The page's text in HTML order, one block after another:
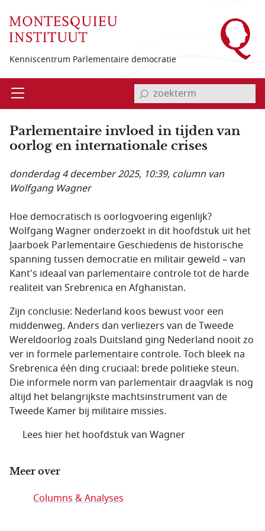
Kenniscentrum Parlementaire democratie
Open invoerveld zoekterm
Parlementaire invloed in tijden van
oorlog en internationale crises
donderdag 4 december 2025, 10:39, column van
Wolfgang Wagner
Hoe democratisch is oorlogvoering eigenlijk?
Wolfgang Wagner onderzoekt in dit hoofdstuk uit het
Jaarboek Parlementaire Geschiedenis de historische
spanning tussen democratie en militair geweld – van
Kant's ideaal van parlementaire controle tot de harde
realiteit van Srebrenica en Afghanistan.
Zijn conclusie: Nederland koos bewust voor een
middenweg. Anders dan verliezers van de Tweede
Wereldoorlog zoals Duitsland ging Nederland nooit zo
ver in formele parlementaire controle. Toch bleek na
Srebrenica één ding cruciaal: brede politieke steun.
Die informele norm van parlementair draagvlak is nog
altijd het belangrijkste machtsinstrument van de
Tweede Kamer bij militaire missies.
Lees hier het hoofdstuk van Wagner
Meer over
Columns & Analyses